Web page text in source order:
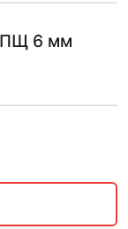
ПЩ 6 мм